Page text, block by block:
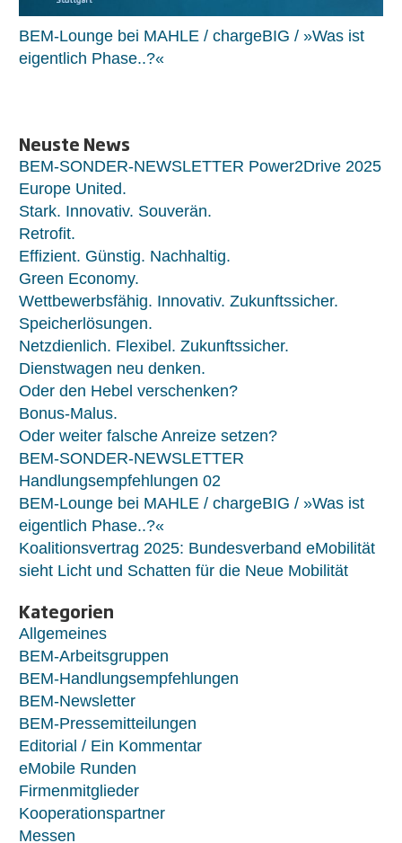
BEM-Lounge bei MAHLE / chargeBIG / »Was ist
eigentlich Phase..?«
Neuste News
BEM-SONDER-NEWSLETTER Power2Drive 2025
Europe United.
Stark. Innovativ. Souverän.
Retrofit.
Effizient. Günstig. Nachhaltig.
Green Economy.
Wettbewerbsfähig. Innovativ. Zukunftssicher.
Speicherlösungen.
Netzdienlich. Flexibel. Zukunftssicher.
Dienstwagen neu denken.
Oder den Hebel verschenken?
Bonus-Malus.
Oder weiter falsche Anreize setzen?
BEM-SONDER-NEWSLETTER
Handlungsempfehlungen 02
BEM-Lounge bei MAHLE / chargeBIG / »Was ist
eigentlich Phase..?«
Koalitionsvertrag 2025: Bundesverband eMobilität
sieht Licht und Schatten für die Neue Mobilität
Kategorien
Allgemeines
BEM-Arbeitsgruppen
BEM-Handlungsempfehlungen
BEM-Newsletter
BEM-Pressemitteilungen
Editorial / Ein Kommentar
eMobile Runden
Firmenmitglieder
Kooperationspartner
Messen